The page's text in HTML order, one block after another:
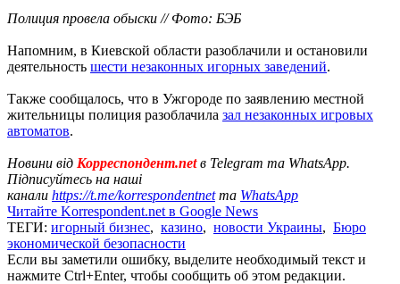
Полиция провела обыски // Фото: БЭБ
Напомним, в Киевской области разоблачили и остановили
деятельность шести незаконных игорных заведений.
Также сообщалось, что в Ужгороде по заявлению местной
жительницы полиция разоблачила зал незаконных игровых
автоматов.
Новини від Корреспондент.netв Telegram та WhatsApp.
Підписуйтесь на наші
канали https://t.me/korrespondentnetта WhatsApp
Читайте Korrespondent.net в Google News
ТЕГИ: игорный бизнес, казино, новости Украины, Бюро
экономической безопасности
Если вы заметили ошибку, выделите необходимый текст и
нажмите Ctrl+Enter, чтобы сообщить об этом редакции.